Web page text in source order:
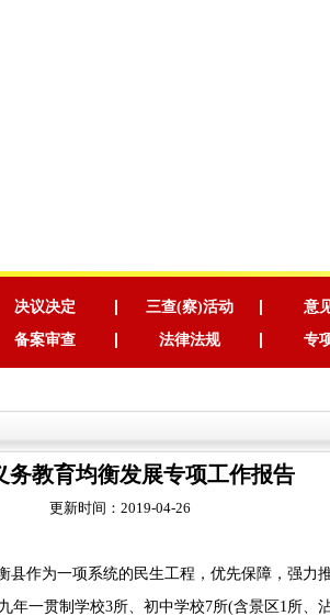
决议决定 三查(察)活动 意
备案审查 法律法规 专
务教育均衡发展专项工作报告
更新时间：2019-04-26
作为一项系统的民生工程，优先保障，强
一贯制学校3所、初中学校7所(含景区1所、